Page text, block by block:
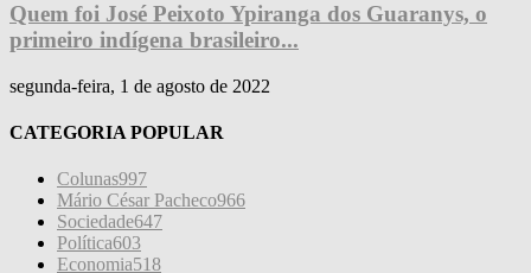
Quem foi José Peixoto Ypiranga dos Guaranys, o
primeiro indígena brasileiro...
segunda-feira, 1 de agosto de 2022
CATEGORIA POPULAR
Colunas997
Mário César Pacheco966
Sociedade647
Política603
Economia518